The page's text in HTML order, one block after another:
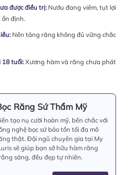
được điều trị: Nướu đang viêm, tụt lợi
ổn định.
Nền tảng răng không đủ vững chắc
18 tuổi:Xương hàm và răng chưa phát
Răng Sứ Thẩm Mỹ
tạo nụ cười hoàn mỹ, bền chắc với
nghệ bọc sứ bảo tồn tối đa mô
thật. Đội ngũ chuyên gia tại My
sẽ giúp bạn sở hữu hàm răng
sáng, đều đẹp tự nhiên.